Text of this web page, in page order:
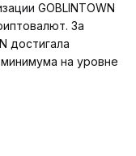
GOBLINTOWN
За
достигала
на уровне